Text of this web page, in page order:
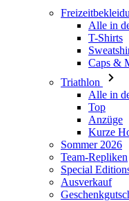
Alle in
T-Shirts
Caps &
Triathlon
Alle in
Top
Anzüge
Kurze
Sommer 2026
Team-Repliken
Special
Ausverkauf